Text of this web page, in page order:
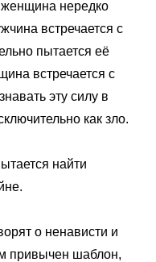
нередко
встречается с
пытается её
встречается с
эту силу в
как зло.
найти
о ненависти и
привычен шаблон,